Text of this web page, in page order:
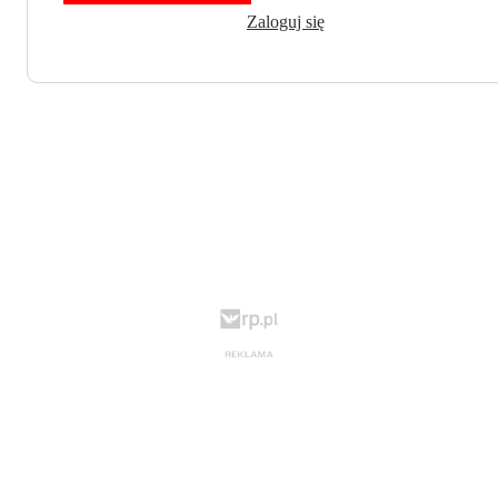
Zaloguj się